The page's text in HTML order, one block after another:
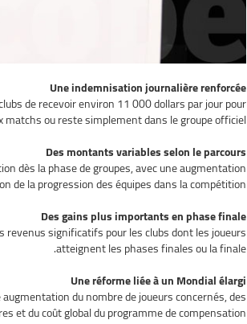
Une indemnisation journalière renforcée
de recevoir environ 11 000 dollars par jour pour
matchs ou reste simplement dans le groupe officiel.
Des montants variables selon le parcours
dès la phase de groupes, avec une augmentation
de la progression des équipes dans la compétition.
Des gains plus importants en phase finale
significatifs pour les clubs dont les joueurs
atteignent les phases finales ou la finale.
Une réforme liée à un Mondial élargi
du nombre de joueurs concernés, des
et du coût global du programme de compensation.